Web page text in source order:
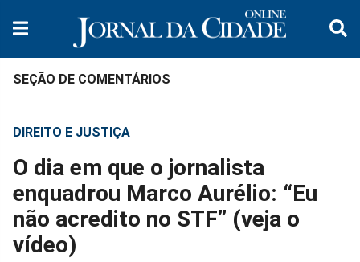
SEÇÃO DE COMENTÁRIOS
DIREITO E JUSTIÇA
O dia em que o jornalista
enquadrou Marco Aurélio: “Eu
não acredito no STF” (veja o
vídeo)